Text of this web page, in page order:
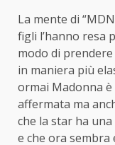
La mente di
figli l’hanno resa
modo di
in maniera più
ormai Madonna
affermata ma
che la star ha
e che ora